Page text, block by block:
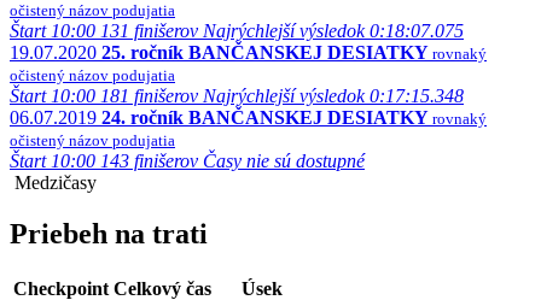
očistený názov podujatia
Štart 10:00 131 finišerov Najrýchlejší výsledok 0:18:07.075
19.07.2020 25. ročník BANČANSKEJ DESIATKY rovnaký
očistený názov podujatia
Štart 10:00 181 finišerov Najrýchlejší výsledok 0:17:15.348
06.07.2019 24. ročník BANČANSKEJ DESIATKY rovnaký
očistený názov podujatia
Štart 10:00 143 finišerov Časy nie sú dostupné
Medzičasy
Priebeh na trati
Checkpoint Celkový čas
Úsek